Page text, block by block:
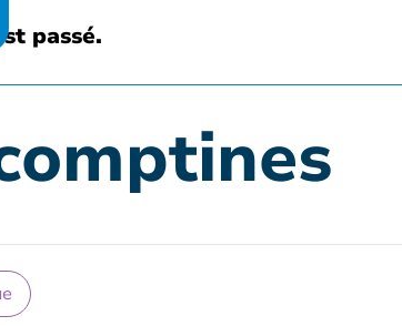
passé.